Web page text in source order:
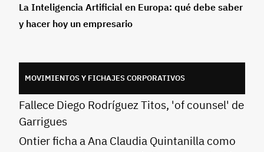
La Inteligencia Artificial en Europa: qué debe saber
y hacer hoy un empresario
MOVIMIENTOS Y FICHAJES CORPORATIVOS
Fallece Diego Rodríguez Titos, 'of counsel' de
Garrigues
Ontier ficha a Ana Claudia Quintanilla como